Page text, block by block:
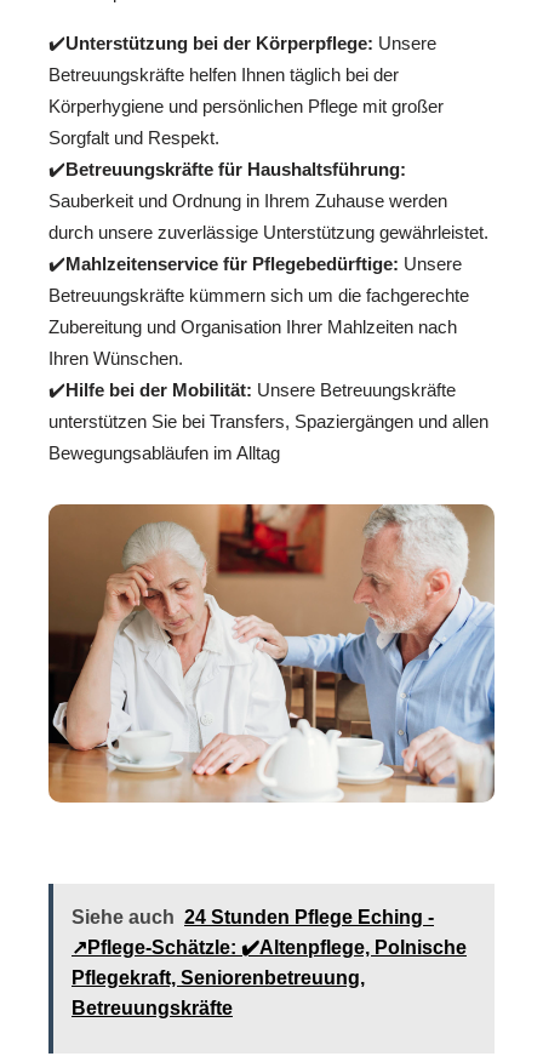
✔️Unterstützung bei der Körperpflege: Unsere
Betreuungskräfte helfen Ihnen täglich bei der
Körperhygiene und persönlichen Pflege mit großer
Sorgfalt und Respekt.
✔️Betreuungskräfte für Haushaltsführung:
Sauberkeit und Ordnung in Ihrem Zuhause werden
durch unsere zuverlässige Unterstützung gewährleistet.
✔️Mahlzeitenservice für Pflegebedürftige: Unsere
Betreuungskräfte kümmern sich um die fachgerechte
Zubereitung und Organisation Ihrer Mahlzeiten nach
Ihren Wünschen.
✔️Hilfe bei der Mobilität: Unsere Betreuungskräfte
unterstützen Sie bei Transfers, Spaziergängen und allen
Bewegungsabläufen im Alltag
Siehe auch 24 Stunden Pflege Eching -
↗️Pflege-Schätzle: ✔️Altenpflege, Polnische
Pflegekraft, Seniorenbetreuung,
Betreuungskräfte